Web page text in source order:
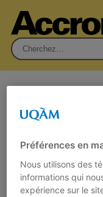
Rechercher :
Cavalier
infini : Qui
10 février 2026
ParChristian
Préférences en
Nous utilisons des
informations qui
expérience sur le